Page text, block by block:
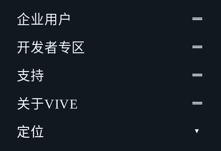
企业用户
开发者专区
支持
关于VIVE
定位